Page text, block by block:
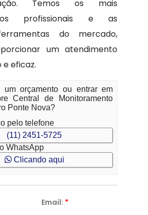
Temos os mais
profissionais e as
do mercado,
um atendimento
eficaz.
um orçamento ou entrar em
Central de Monitoramento
Ponte Nova?
pelo telefone
(11) 2451-5725
WhatsApp
Clicando aqui
Email: *